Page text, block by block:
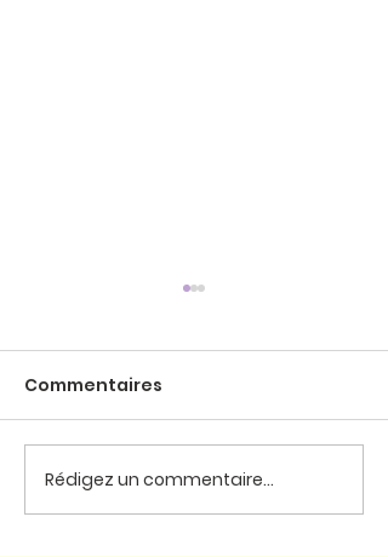
La Maison Saint Jean
Commentaires
Rédigez un commentaire...